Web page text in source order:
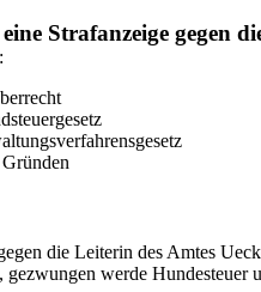
Strafanzeige gegen
die Leiterin des Amtes
werde Hundesteuer